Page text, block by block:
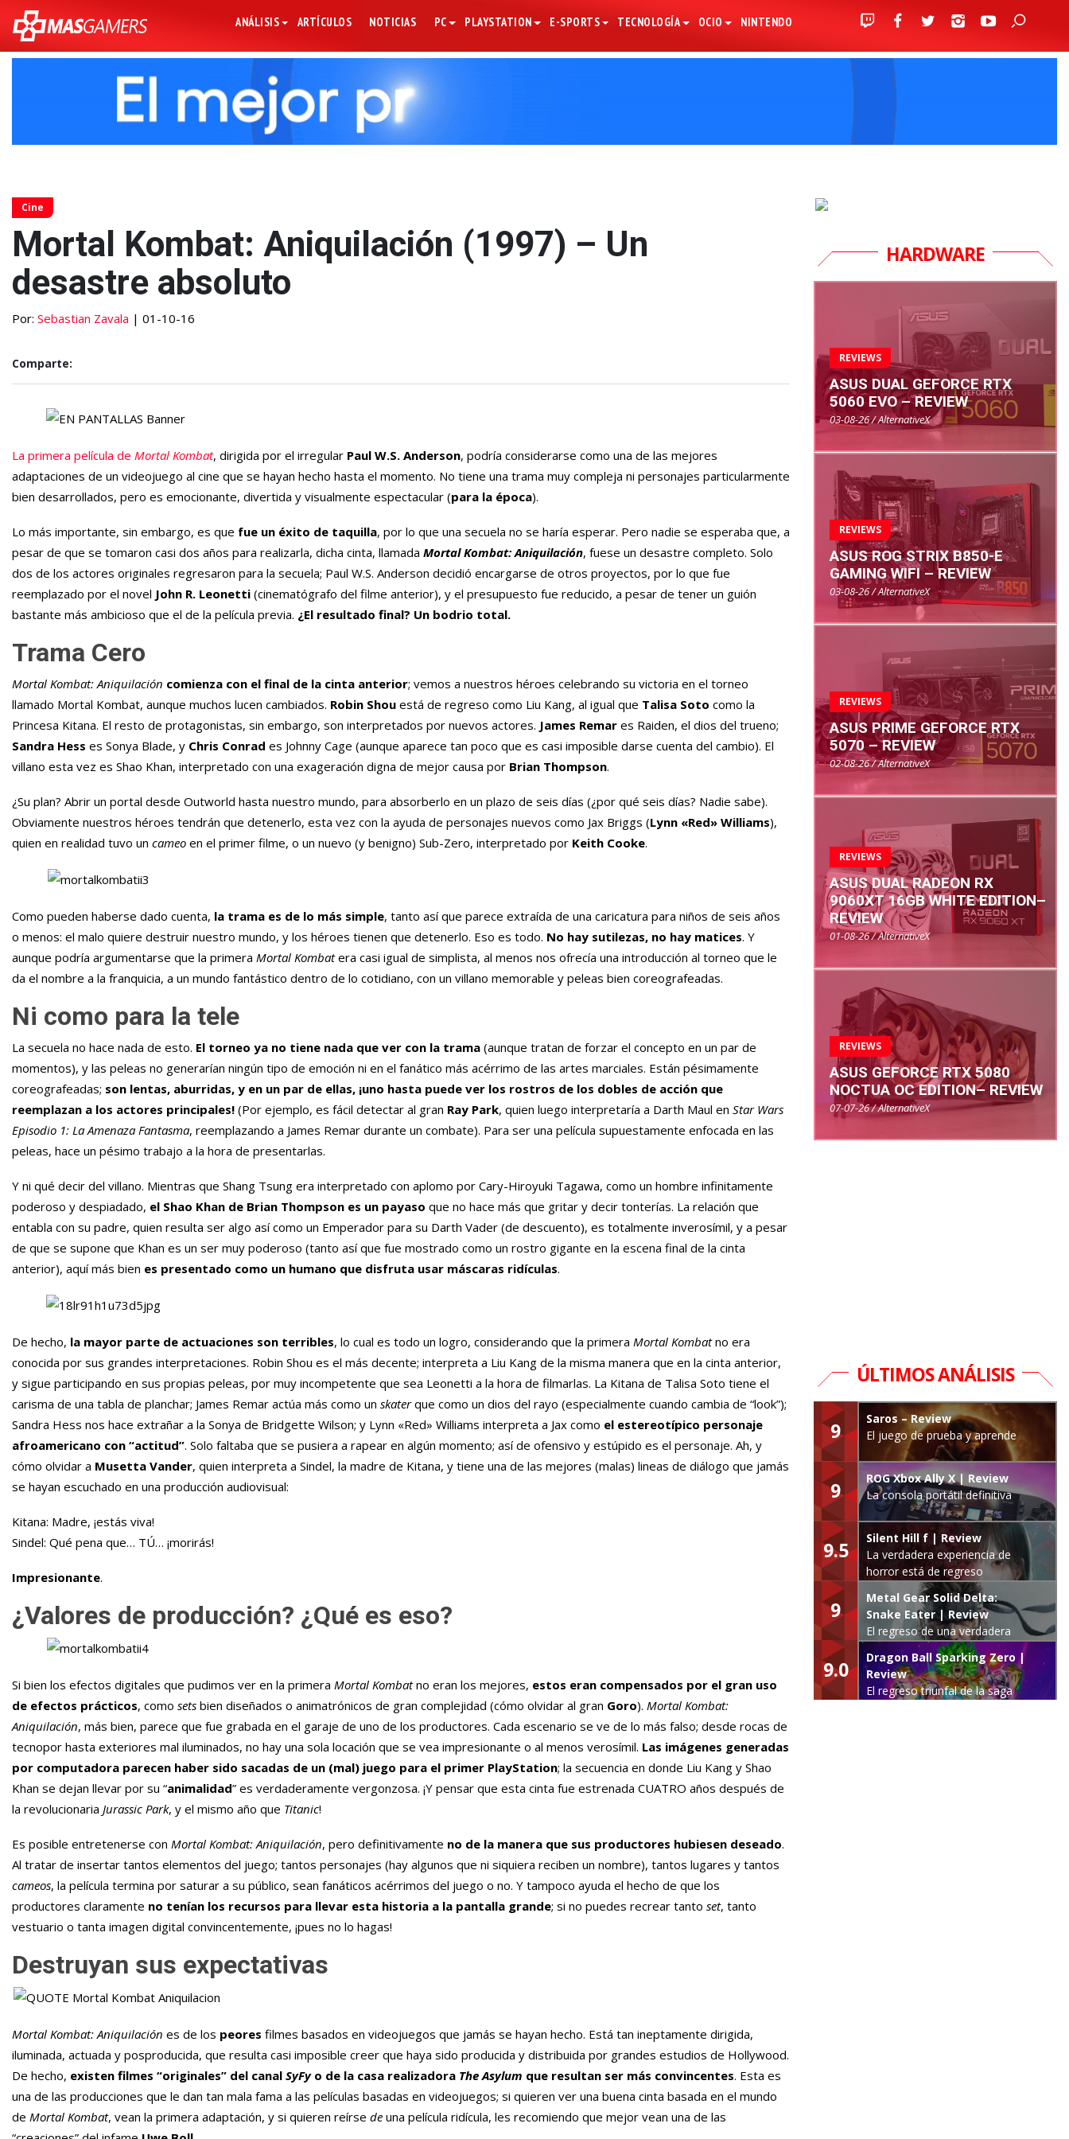
ANÁLISIS ARTÍCULOS NOTICIAS PC PLAYSTATION E-SPORTS TECNOLOGÍA OCIO NINTENDO
Cine
Mortal Kombat: Aniquilación (1997) – Un
desastre absoluto
Por: Sebastian Zavala | 01-10-16
Comparte:
La primera película de Mortal Kombat, dirigida por el irregular Paul W.S. Anderson, podría considerarse como una de las mejores
adaptaciones de un videojuego al cine que se hayan hecho hasta el momento. No tiene una trama muy compleja ni personajes particularmente
bien desarrollados, pero es emocionante, divertida y visualmente espectacular (para la época).
Lo más importante, sin embargo, es que fue un éxito de taquilla, por lo que una secuela no se haría esperar. Pero nadie se esperaba que, a
pesar de que se tomaron casi dos años para realizarla, dicha cinta, llamada Mortal Kombat: Aniquilación, fuese un desastre completo. Solo
dos de los actores originales regresaron para la secuela; Paul W.S. Anderson decidió encargarse de otros proyectos, por lo que fue
reemplazado por el novel John R. Leonetti (cinematógrafo del filme anterior), y el presupuesto fue reducido, a pesar de tener un guión
bastante más ambicioso que el de la película previa. ¿El resultado final? Un bodrio total.
Trama Cero
Mortal Kombat: Aniquilación comienza con el final de la cinta anterior; vemos a nuestros héroes celebrando su victoria en el torneo
llamado Mortal Kombat, aunque muchos lucen cambiados. Robin Shou está de regreso como Liu Kang, al igual que Talisa Soto como la
Princesa Kitana. El resto de protagonistas, sin embargo, son interpretados por nuevos actores. James Remar es Raiden, el dios del trueno;
Sandra Hess es Sonya Blade, y Chris Conrad es Johnny Cage (aunque aparece tan poco que es casi imposible darse cuenta del cambio). El
villano esta vez es Shao Khan, interpretado con una exageración digna de mejor causa por Brian Thompson.
¿Su plan? Abrir un portal desde Outworld hasta nuestro mundo, para absorberlo en un plazo de seis días (¿por qué seis días? Nadie sabe).
Obviamente nuestros héroes tendrán que detenerlo, esta vez con la ayuda de personajes nuevos como Jax Briggs (Lynn «Red» Williams),
quien en realidad tuvo un cameo en el primer filme, o un nuevo (y benigno) Sub-Zero, interpretado por Keith Cooke.
Como pueden haberse dado cuenta, la trama es de lo más simple, tanto así que parece extraída de una caricatura para niños de seis años
o menos: el malo quiere destruir nuestro mundo, y los héroes tienen que detenerlo. Eso es todo. No hay sutilezas, no hay matices. Y
aunque podría argumentarse que la primera Mortal Kombatera casi igual de simplista, al menos nos ofrecía una introducción al torneo que le
da el nombre a la franquicia, a un mundo fantástico dentro de lo cotidiano, con un villano memorable y peleas bien coreografeadas.
Ni como para la tele
La secuela no hace nada de esto. El torneo ya no tiene nada que ver con la trama (aunque tratan de forzar el concepto en un par de
momentos), y las peleas no generarían ningún tipo de emoción ni en el fanático más acérrimo de las artes marciales. Están pésimamente
coreografeadas; son lentas, aburridas, y en un par de ellas, ¡uno hasta puede ver los rostros de los dobles de acción que
reemplazan a los actores principales! (Por ejemplo, es fácil detectar al gran Ray Park, quien luego interpretaría a Darth Maul en Star Wars
Episodio 1: La Amenaza Fantasma, reemplazando a James Remar durante un combate). Para ser una película supuestamente enfocada en las
peleas, hace un pésimo trabajo a la hora de presentarlas.
Y ni qué decir del villano. Mientras que Shang Tsung era interpretado con aplomo por Cary-Hiroyuki Tagawa, como un hombre infinitamente
poderoso y despiadado, el Shao Khan de Brian Thompson es un payaso que no hace más que gritar y decir tonterías. La relación que
entabla con su padre, quien resulta ser algo así como un Emperador para su Darth Vader (de descuento), es totalmente inverosímil, y a pesar
de que se supone que Khan es un ser muy poderoso (tanto así que fue mostrado como un rostro gigante en la escena final de la cinta
anterior), aquí más bien es presentado como un humano que disfruta usar máscaras ridículas.
De hecho, la mayor parte de actuaciones son terribles, lo cual es todo un logro, considerando que la primera Mortal Kombatno era
conocida por sus grandes interpretaciones. Robin Shou es el más decente; interpreta a Liu Kang de la misma manera que en la cinta anterior,
y sigue participando en sus propias peleas, por muy incompetente que sea Leonetti a la hora de filmarlas. La Kitana de Talisa Soto tiene el
carisma de una tabla de planchar; James Remar actúa más como un skaterque como un dios del rayo (especialmente cuando cambia de “look”);
Sandra Hess nos hace extrañar a la Sonya de Bridgette Wilson; y Lynn «Red» Williams interpreta a Jax como el estereotípico personaje
afroamericano con “actitud”. Solo faltaba que se pusiera a rapear en algún momento; así de ofensivo y estúpido es el personaje. Ah, y
cómo olvidar a Musetta Vander, quien interpreta a Sindel, la madre de Kitana, y tiene una de las mejores (malas) lineas de diálogo que jamás
se hayan escuchado en una producción audiovisual:
Kitana: Madre, ¡estás viva!
Sindel: Qué pena que… TÚ… ¡morirás!
Impresionante.
¿Valores de producción? ¿Qué es eso?
Si bien los efectos digitales que pudimos ver en la primera Mortal Kombatno eran los mejores, estos eran compensados por el gran uso
de efectos prácticos, como sets bien diseñados o animatrónicos de gran complejidad (cómo olvidar al gran Goro). Mortal Kombat:
Aniquilación, más bien, parece que fue grabada en el garaje de uno de los productores. Cada escenario se ve de lo más falso; desde rocas de
tecnopor hasta exteriores mal iluminados, no hay una sola locación que se vea impresionante o al menos verosímil. Las imágenes generadas
por computadora parecen haber sido sacadas de un (mal) juego para el primer PlayStation; la secuencia en donde Liu Kang y Shao
Khan se dejan llevar por su “animalidad” es verdaderamente vergonzosa. ¡Y pensar que esta cinta fue estrenada CUATRO años después de
la revolucionaria Jurassic Park, y el mismo año que Titanic!
Es posible entretenerse con Mortal Kombat: Aniquilación, pero definitivamente no de la manera que sus productores hubiesen deseado.
Al tratar de insertar tantos elementos del juego; tantos personajes (hay algunos que ni siquiera reciben un nombre), tantos lugares y tantos
cameos, la película termina por saturar a su público, sean fanáticos acérrimos del juego o no. Y tampoco ayuda el hecho de que los
productores claramente no tenían los recursos para llevar esta historia a la pantalla grande; si no puedes recrear tanto set, tanto
vestuario o tanta imagen digital convincentemente, ¡pues no lo hagas!
Destruyan sus expectativas
Mortal Kombat: Aniquilación es de los peores filmes basados en videojuegos que jamás se hayan hecho. Está tan ineptamente dirigida,
iluminada, actuada y posproducida, que resulta casi imposible creer que haya sido producida y distribuida por grandes estudios de Hollywood.
De hecho, existen filmes “originales” del canal SyFyo de la casa realizadora The Asylum que resultan ser más convincentes. Esta es
una de las producciones que le dan tan mala fama a las películas basadas en videojuegos; si quieren ver una buena cinta basada en el mundo
de Mortal Kombat, vean la primera adaptación, y si quieren reírse de una película ridícula, les recomiendo que mejor vean una de las
HARDWARE
REVIEWS
ASUS DUAL GEFORCE RTX
5060 EVO – REVIEW
03-08-26 / AlternativeX
REVIEWS
ASUS ROG STRIX B850-E
GAMING WIFI – REVIEW
03-08-26 / AlternativeX
REVIEWS
ASUS PRIME GEFORCE RTX
5070 – REVIEW
02-08-26 / AlternativeX
REVIEWS
ASUS DUAL RADEON RX
9060XT 16GB WHITE EDITION–
REVIEW
01-08-26 / AlternativeX
REVIEWS
ASUS GEFORCE RTX 5080
NOCTUA OC EDITION– REVIEW
07-07-26 / AlternativeX
ÚLTIMOS ANÁLISIS
9
Saros – Review
El juego de prueba y aprende
9
ROG Xbox Ally X | Review
La consola portátil definitiva
9.5
Silent Hill f | Review
La verdadera experiencia de
horror está de regreso
9
Metal Gear Solid Delta:
Snake Eater | Review
El regreso de una verdadera
leyenda
9.0
Dragon Ball Sparking Zero |
Review
El regreso triunfal de la saga